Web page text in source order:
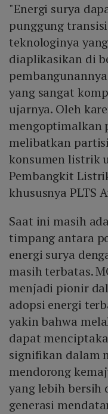
"Energi surya
punggung
teknologinya
diaplikasikan di
yang sangat
ujarnya. Oleh
mengoptimalkan
melibatkan
konsumen listrik
Pembangkit
khususnya PLTS
Saat ini masih
timpang antara
energi surya
masih terbatas.
menjadi pionir
adopsi energi
yakin bahwa
dapat
signifikan dalam
mendorong
yang lebih bersih
generasi